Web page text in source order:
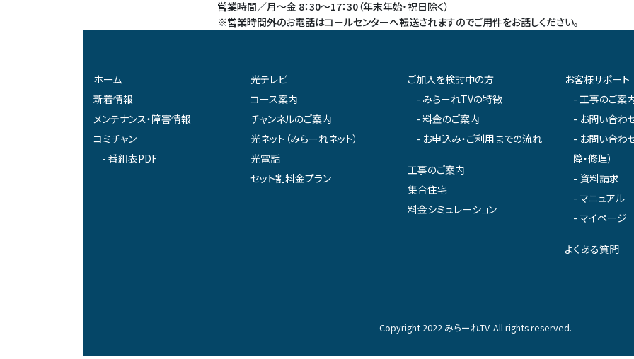
営業時間／月～金 8：30～17：30（年末年始・祝日除く）
※営業時間外のお電話はコールセンターへ転送されますのでご用件をお話しください。
ホーム
新着情報
メンテナンス・障害情報
コミチャン
番組表PDF
光テレビ
コース案内
チャンネルのご案内
光ネット（みらーれネット）
光電話
セット割料金プラン
ご加入を検討中の方
みらーれTVの特徴
料金のご案内
お申込み・ご利用までの流れ
工事のご案内
集合住宅
料金シミュレーション
お客様サポート
工事のご案
お問い合わ
お問い合わ
障・修理）
資料請求
マニュアル
マイページ
よくある質問
Copyright 2022 みらーれTV. All rights reserved.